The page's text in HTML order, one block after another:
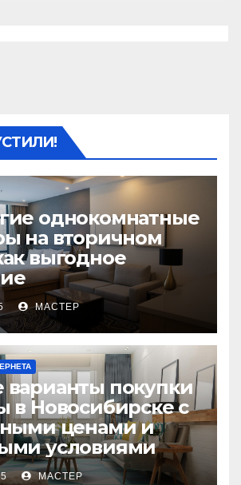
однокомнатные
на вторичном
выгодное
МАСТЕР
покупки
в Новосибирске с
ценами и
условиями
МАСТЕР